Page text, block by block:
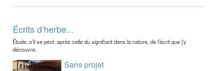
Écrits d’herbe...
Étude, s’il se peut, après celle du signifiant dans la nature, de l’écrit que j’y
découvre.
Sans projet